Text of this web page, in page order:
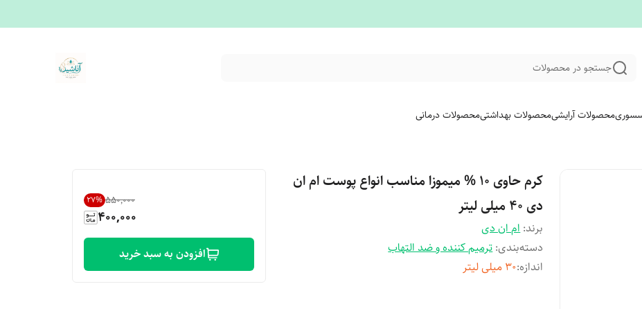
جستجو در محصولات
محصولات آرایشیمحصولات بهداشتیمحصولات درمانی
کرم حاوی ۱۰ % میموزا مناسب انواع پوست ام ان
دی ۴۰ میلی لیتر
برند:ام ان دی
دسته‌بندی:ترمیم کننده و ضد التهاب
اندازه:۳۰ میلی لیتر
۵۵۰٬۰۰۰ 27%
400,000
افزودن به سبد خرید